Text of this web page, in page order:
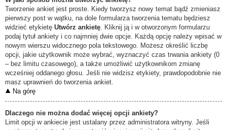
Tworzenie ankiet jest proste. Kiedy tworzysz nowy temat bądź zmieniasz
pierwszy post w wątku, na dole formularza tworzenia tematu będziesz
widzieć etykietę Utwórz ankietę . Kliknij ją i w otworzonym formularzu
podaj tytuł ankiety i co najmniej dwie opcje. Każdą opcję należy wpisać w
nowym wierszu widocznego pola tekstowego. Możesz określić liczbę
opcji, jakie użytkownik może wybrać, wyznaczyć czas trwania ankiety (0
– bez limitu czasowego), a także umożliwić użytkownikom zmianę
wcześniej oddanego głosu. Jeśli nie widzisz etykiety, prawdopodobnie nie
masz uprawnień do tworzenia ankiet.
Na górę
Dlaczego nie można dodać więcej opcji ankiety?
Limit opcji w ankiecie jest ustalany przez administratora witryny. Jeśli